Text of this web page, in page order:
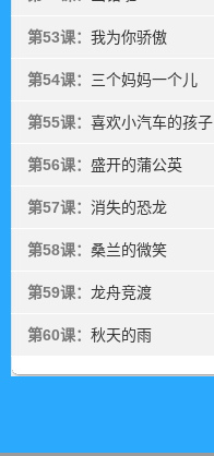
第53课： 我为你骄傲
第54课： 三个妈妈一个儿
第55课： 喜欢小汽车的孩子
第56课： 盛开的蒲公英
第57课： 消失的恐龙
第58课： 桑兰的微笑
第59课： 龙舟竞渡
第60课： 秋天的雨